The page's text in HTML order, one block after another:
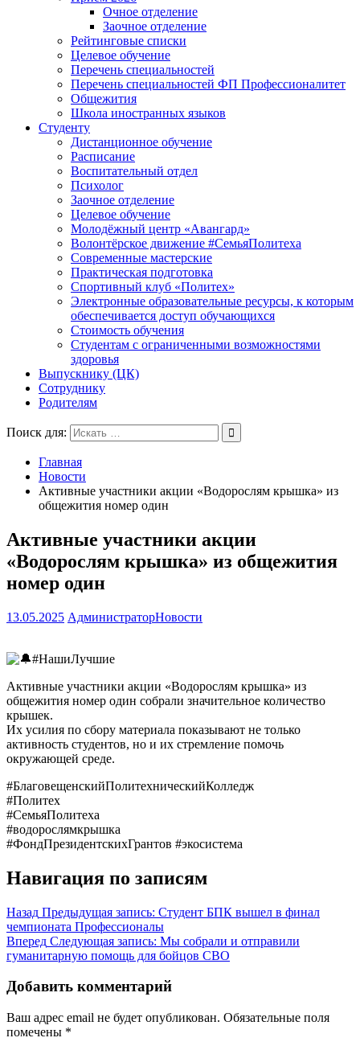
Очное отделение
Заочное отделение
Рейтинговые списки
Целевое обучение
Перечень специальностей
Перечень специальностей ФП Профессионалитет
Общежития
Школа иностранных языков
Студенту
Дистанционное обучение
Расписание
Воспитательный отдел
Психолог
Заочное отделение
Целевое обучение
Молодёжный центр «Авангард»
Волонтёрское движение #СемьяПолитеха
Современные мастерские
Практическая подготовка
Спортивный клуб «Политех»
Электронные образовательные ресурсы, к которым
обеспечивается доступ обучающихся
Стоимость обучения
Студентам с ограниченными возможностями
здоровья
Выпускнику (ЦК)
Сотруднику
Родителям
Поиск для:
Главная
Новости
Активные участники акции «Водорослям крышка» из
общежития номер один
Активные участники акции
«Водорослям крышка» из общежития
номер один
13.05.2025 АдминистраторНовости
#НашиЛучшие
Активные участники акции «Водорослям крышка» из
общежития номер один собрали значительное количество
крышек.
Их усилия по сбору материала показывают не только
активность студентов, но и их стремление помочь
окружающей среде.
#БлаговещенскийПолитехническийКолледж
#Политех
#СемьяПолитеха
#водорослямкрышка
#ФондПрезидентскихГрантов #экосистема
Навигация по записям
Назад Предыдущая запись: Студент БПК вышел в финал
чемпионата Профессионалы
Вперед Следующая запись: Мы собрали и отправили
гуманитарную помощь для бойцов СВО
Добавить комментарий
Ваш адрес email не будет опубликован. Обязательные поля
помечены *